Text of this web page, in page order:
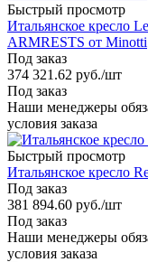
Быстрый просмотр
Итальянское кресло
ARMRESTS от Minotti
Под заказ
374 321.62 руб./шт
Под заказ
Наши менеджеры
условия заказа
Быстрый просмотр
Итальянское кресло
Под заказ
381 894.60 руб./шт
Под заказ
Наши менеджеры
условия заказа